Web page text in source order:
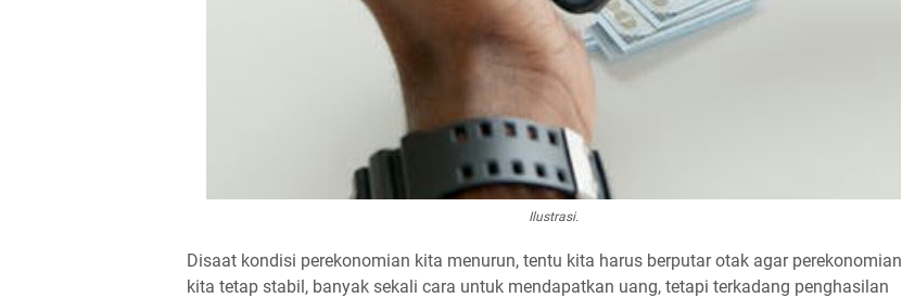
Ilustrasi.
Disaat kondisi perekonomian kita menurun, tentu kita harus berputar otak agar perekonomian
kita tetap stabil, banyak sekali cara untuk mendapatkan uang, tetapi terkadang penghasilan